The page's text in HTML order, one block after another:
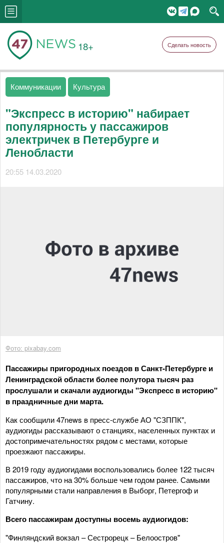
18+ Сделать новость
Коммуникации Культура
"Экспресс в историю" набирает
популярность у пассажиров
электричек в Петербурге и
Ленобласти
20:55 14.03.2020
Фото: pixabay.com
Пассажиры пригородных поездов в Санкт-Петербурге и
Ленинградской области более полутора тысяч раз
прослушали и скачали аудиогиды "Экспресс в историю"
в праздничные дни марта.
Как сообщили 47news в пресс-службе АО "СЗППК",
аудиогиды рассказывают о станциях, населенных пунктах и
достопримечательностях рядом с местами, которые
проезжают пассажиры.
В 2019 году аудиогидами воспользовались более 122 тысяч
пассажиров, что на 30% больше чем годом ранее. Самыми
популярными стали направления в Выборг, Петергоф и
Гатчину.
Всего пассажирам доступны восемь аудиогидов:
"Финляндский вокзал – Сестрорецк – Белоостров"